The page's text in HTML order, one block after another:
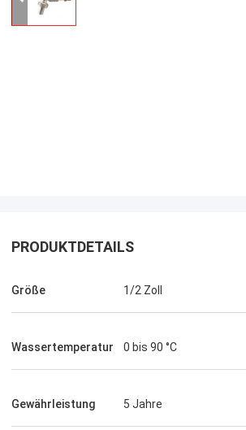
PRODUKTDETAILS
Größe 1/2 Zoll
Wassertemperatur 0 bis 90 °C
Gewährleistung 5 Jahre